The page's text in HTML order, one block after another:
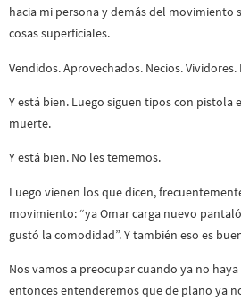
hacia mi persona y demás del movimiento
cosas superficiales.
Vendidos. Aprovechados. Necios.
Y está bien. Luego siguen tipos con pistola
muerte.
Y está bien. No les tememos.
Luego vienen los que dicen,
movimiento: “ya Omar carga nuevo
gustó la comodidad”. Y también eso es
Nos vamos a preocupar cuando ya no
entonces entenderemos que de plano ya